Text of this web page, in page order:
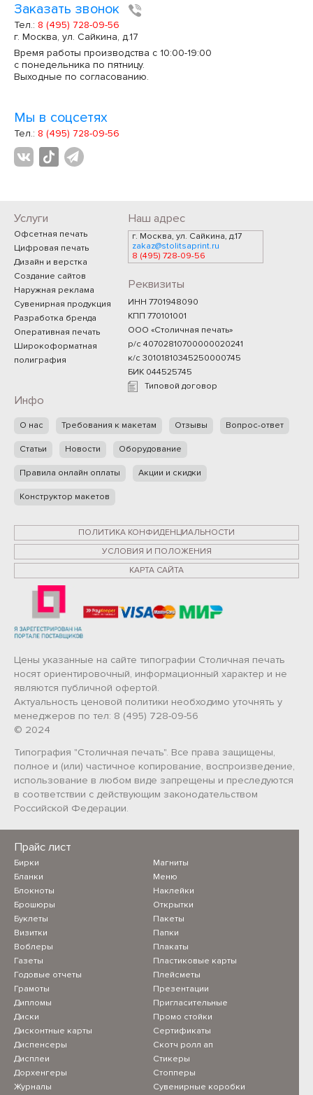
Заказать звонок
Тел.: 8 (495) 728-09-56
г. Москва, ул. Сайкина, д.17
Время работы производства с 10:00-19:00
с понедельника по пятницу.
Выходные по согласованию.
Мы в соцсетях
Тел.: 8 (495) 728-09-56
Прайс лист
Бирки
Бланки
Блокноты
Брошюры
Буклеты
Визитки
Воблеры
Газеты
Годовые отчеты
Грамоты
Дипломы
Диски
Дисконтные карты
Диспенсеры
Дисплеи
Дорхенгеры
Журналы
Магниты
Меню
Наклейки
Открытки
Пакеты
Папки
Плакаты
Пластиковые карты
Плейсметы
Презентации
Пригласительные
Промо стойки
Сертификаты
Скотч ролл ап
Стикеры
Стопперы
Сувенирные коробки
Услуги
Офсетная печать
Цифровая печать
Дизайн и верстка
Создание сайтов
Наружная реклама
Сувенирная продукция
Разработка бренда
Оперативная печать
Широкоформатная
полиграфия
Наш адрес
г. Москва, ул. Сайкина, д.17
zakaz@stolitsaprint.ru
8 (495) 728-09-56
Реквизиты
ИНН 7701948090
КПП 770101001
ООО «Столичная печать»
р/с 40702810700000020241
к/с 30101810345250000745
БИК 044525745
Типовой договор
Инфо
О нас Требования к макетам Отзывы Вопрос-ответ
Статьи Новости Оборудование
Правила онлайн оплаты Акции и скидки
Конструктор макетов
ПОЛИТИКА КОНФИДЕНЦИАЛЬНОСТИ
УСЛОВИЯ И ПОЛОЖЕНИЯ
КАРТА САЙТА
Цены указанные на сайте типографии Столичная печать
носят ориентировочный, информационный характер и не
являются публичной офертой.
Актуальность ценовой политики необходимо уточнять у
менеджеров по тел: 8 (495) 728-09-56
© 2024
Типография "Столичная печать". Все права защищены,
полное и (или) частичное копирование, воспроизведение,
использование в любом виде запрещены и преследуются
в соответствии с действующим законодательством
Российской Федерации.